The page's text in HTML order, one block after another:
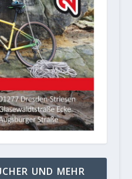
UND MEHR